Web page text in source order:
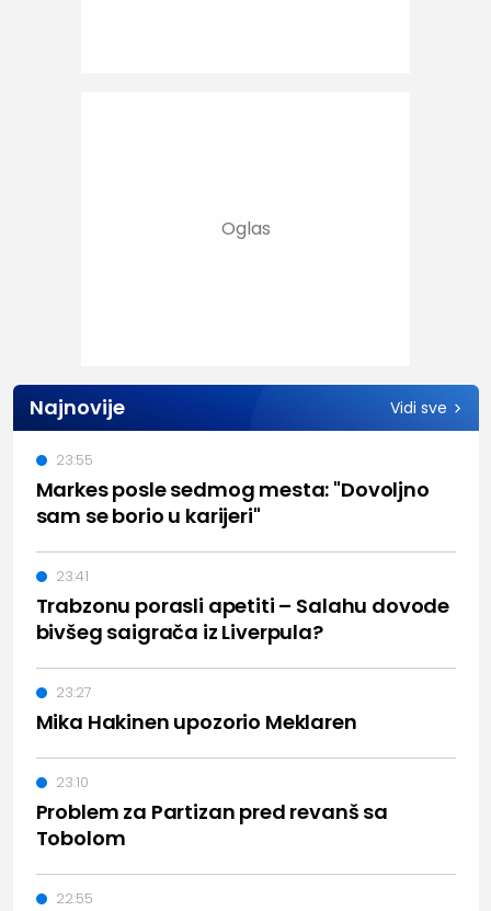
Najnovije Vidi sve
Markes posle sedmog mesta: "Dovoljno
sam se borio u karijeri"
23:55
Trabzonu porasli apetiti – Salahu dovode
bivšeg saigrača iz Liverpula?
23:41
Mika Hakinen upozorio Meklaren
23:27
Problem za Partizan pred revanš sa
Tobolom
23:10
22:55